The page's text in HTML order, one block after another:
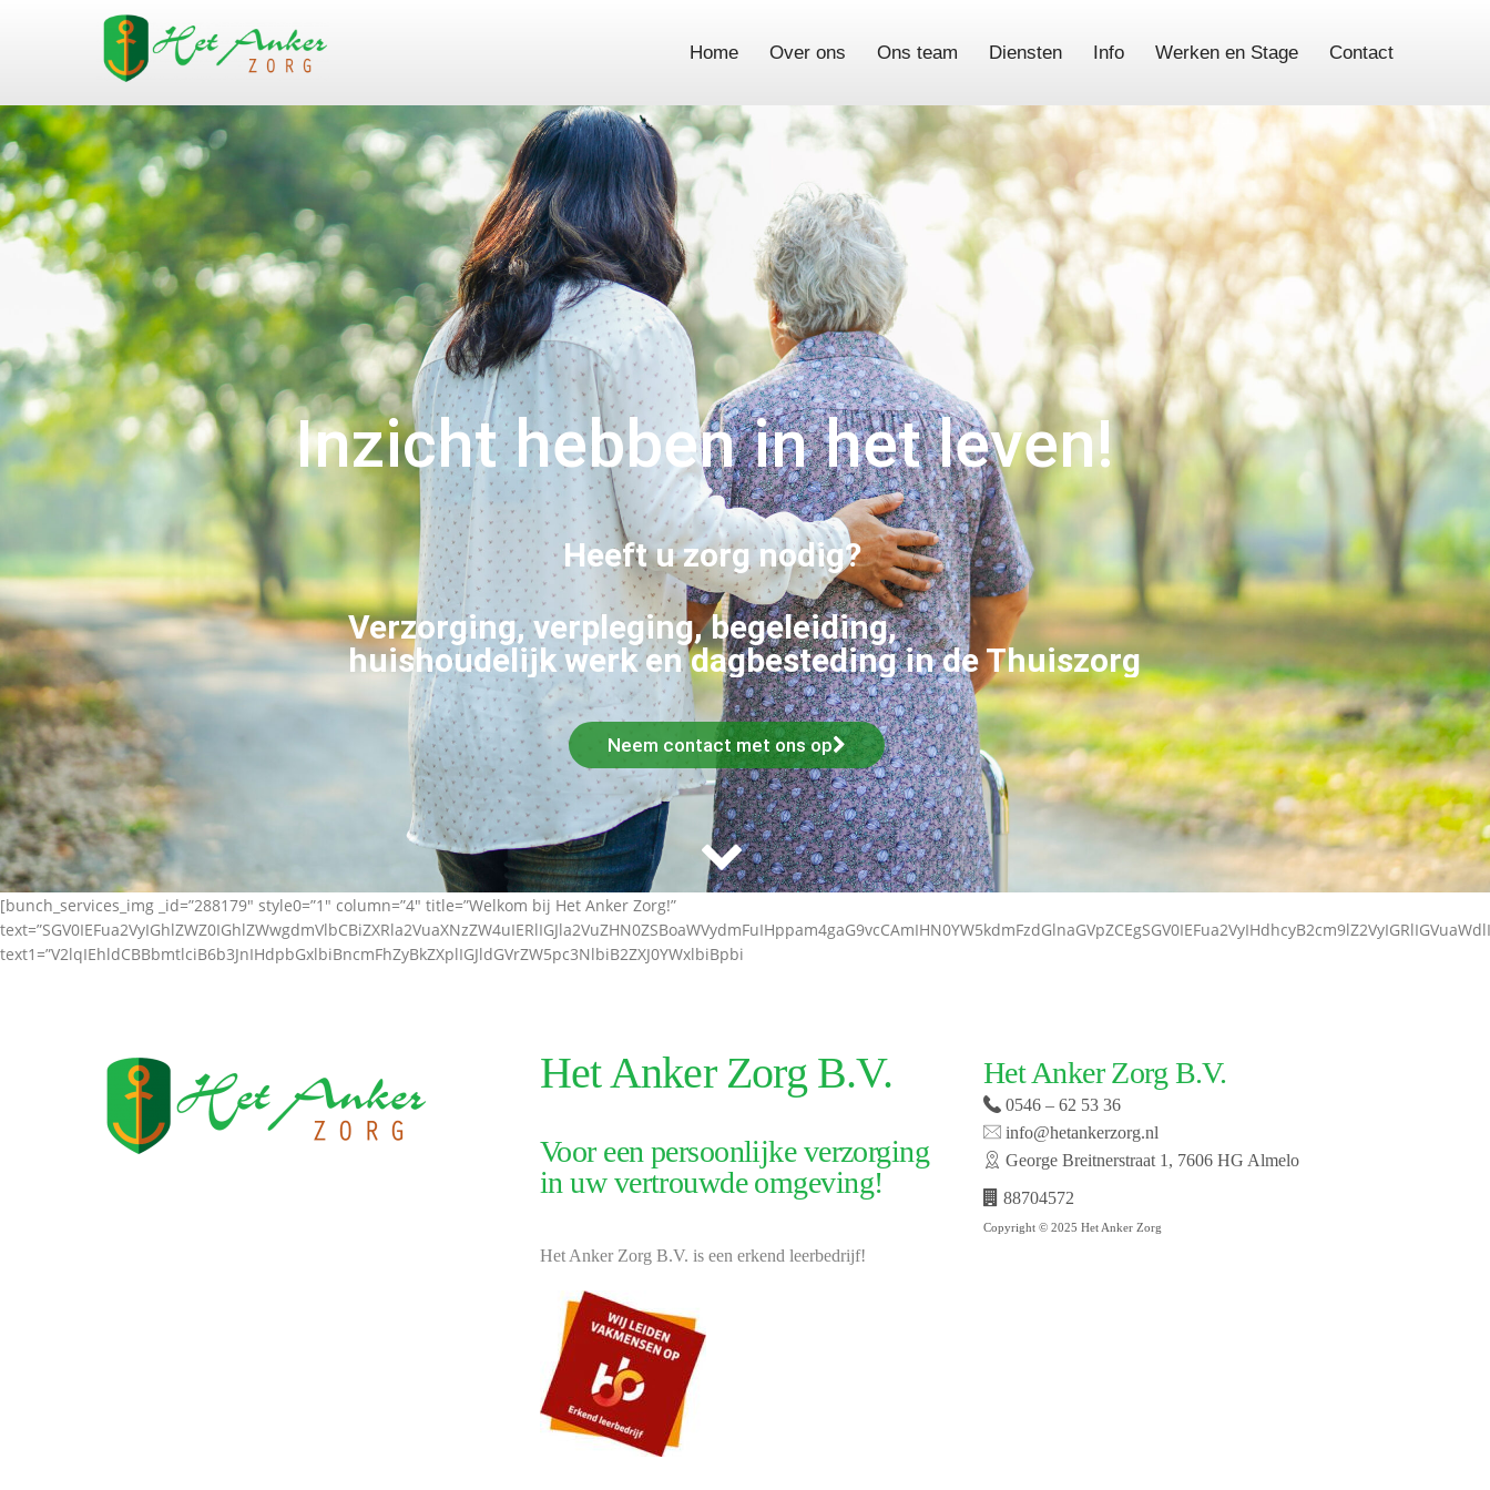
Home Over ons Ons team Diensten Info Werken en Stage Contact
Inzicht hebben in het leven!
Heeft u zorg nodig?
Verzorging, verpleging, begeleiding,
huishoudelijk werk en dagbesteding in de Thuiszorg
Neem contact met ons op
[bunch_services_img _id=”288179″ style0=”1″ column=”4″ title=”Welkom bij Het Anker Zorg!”
text1=”V2lqIEhldCBBbmtlciB6b3JnIHdpbGxlbiBncmFhZyBkZXplIGJldGVrZW5pc3NlbiB2ZXJ0YWxlbiBpbi
Het Anker Zorg B.V.
Voor een persoonlijke verzorging
in uw vertrouwde omgeving!
Het Anker Zorg B.V. is een erkend leerbedrijf!
Het Anker Zorg B.V.
0546 – 62 53 36
info@hetankerzorg.nl
George Breitnerstraat 1, 7606 HG Almelo
88704572
Copyright © 2025 Het Anker Zorg